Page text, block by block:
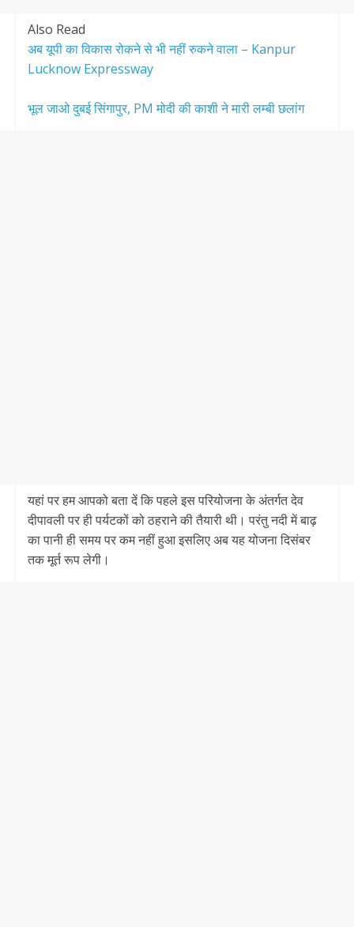
Also Read
अब यूपी का विकास रोकने से भी नहीं रुकने वाला – Kanpur
Lucknow Expressway
भूल जाओ दुबई सिंगापुर, PM मोदी की काशी ने मारी लम्बी छलांग
यहां पर हम आपको बता दें कि पहले इस परियोजना के अंतर्गत देव
दीपावली पर ही पर्यटकों को ठहराने की तैयारी थी। परंतु नदी में बाढ़
का पानी ही समय पर कम नहीं हुआ इसलिए अब यह योजना दिसंबर
तक मूर्त रूप लेगी।